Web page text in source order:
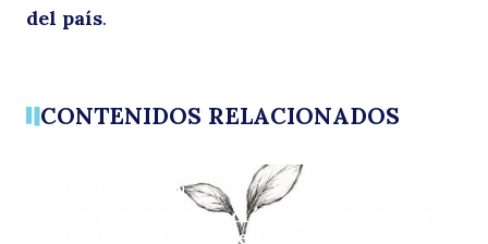
del país.
CONTENIDOS RELACIONADOS
COLUMNAS DE OPINIÓN
Reformas en educación: apostemos por
quienes lo hacen bien